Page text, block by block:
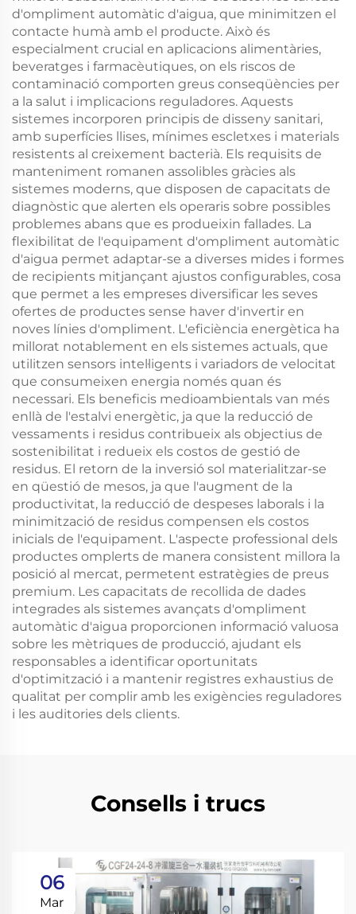
d'ompliment automàtic d'aigua, que minimitzen el
contacte humà amb el producte. Això és
especialment crucial en aplicacions alimentàries,
beveratges i farmacèutiques, on els riscos de
contaminació comporten greus conseqüències per
a la salut i implicacions reguladores. Aquests
sistemes incorporen principis de disseny sanitari,
amb superfícies llises, mínimes escletxes i materials
resistents al creixement bacterià. Els requisits de
manteniment romanen assolibles gràcies als
sistemes moderns, que disposen de capacitats de
diagnòstic que alerten els operaris sobre possibles
problemes abans que es produeixin fallades. La
flexibilitat de l'equipament d'ompliment automàtic
d'aigua permet adaptar-se a diverses mides i formes
de recipients mitjançant ajustos configurables, cosa
que permet a les empreses diversificar les seves
ofertes de productes sense haver d'invertir en
noves línies d'ompliment. L'eficiència energètica ha
millorat notablement en els sistemes actuals, que
utilitzen sensors intel·ligents i variadors de velocitat
que consumeixen energia només quan és
necessari. Els beneficis medioambientals van més
enllà de l'estalvi energètic, ja que la reducció de
vessaments i residus contribueix als objectius de
sostenibilitat i redueix els costos de gestió de
residus. El retorn de la inversió sol materialitzar-se
en qüestió de mesos, ja que l'augment de la
productivitat, la reducció de despeses laborals i la
minimització de residus compensen els costos
inicials de l'equipament. L'aspecte professional dels
productes omplerts de manera consistent millora la
posició al mercat, permetent estratègies de preus
premium. Les capacitats de recollida de dades
integrades als sistemes avançats d'ompliment
automàtic d'aigua proporcionen informació valuosa
sobre les mètriques de producció, ajudant els
responsables a identificar oportunitats
d'optimització i a mantenir registres exhaustius de
qualitat per complir amb les exigències reguladores
i les auditories dels clients.
Consells i trucs
06
Mar